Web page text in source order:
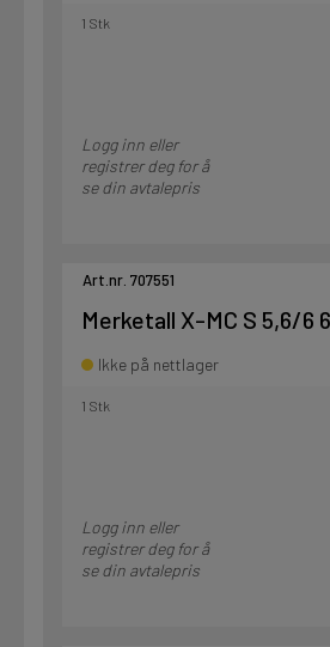
1 Stk
Logg inn eller
registrer deg for å
se din avtalepris
Art.nr. 707551
Merketall X-MC S 5,6/6 6
Ikke på nettlager
1 Stk
Logg inn eller
registrer deg for å
se din avtalepris